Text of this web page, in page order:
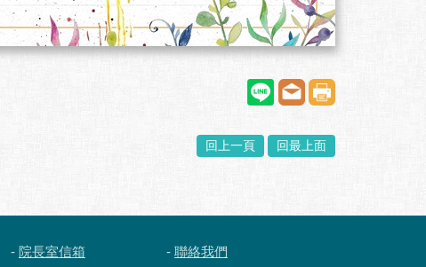
回上一頁 回最上面
- 院長室信箱 - 聯絡我們